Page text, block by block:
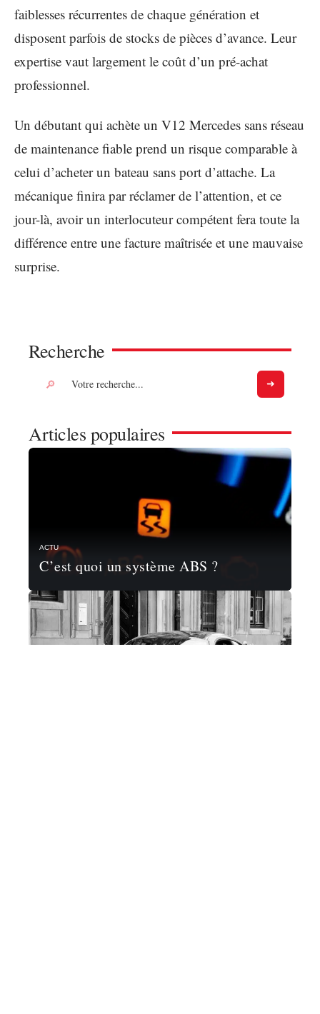
faiblesses récurrentes de chaque génération et
disposent parfois de stocks de pièces d’avance. Leur
expertise vaut largement le coût d’un pré-achat
professionnel.
Un débutant qui achète un V12 Mercedes sans réseau
de maintenance fiable prend un risque comparable à
celui d’acheter un bateau sans port d’attache. La
mécanique finira par réclamer de l’attention, et ce
jour-là, avoir un interlocuteur compétent fera toute la
différence entre une facture maîtrisée et une mauvaise
surprise.
Recherche
Articles populaires
ACTU
C’est quoi un système ABS ?